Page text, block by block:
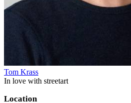
Tom Krass
In love with streetart
Location